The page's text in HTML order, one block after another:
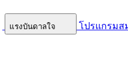
แรงบันดาลใจ โปรแกรมส